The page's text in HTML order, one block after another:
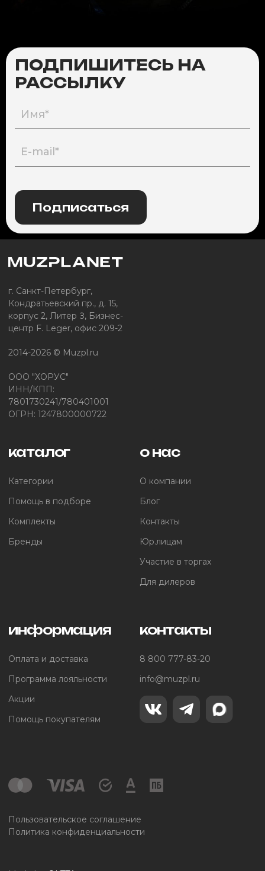
ПОДПИШИТЕСЬ НА
РАССЫЛКУ
Подписаться
г. Санкт-Петербург,
Кондратьевский пр., д. 15,
корпус 2, Литер З, Бизнес-
центр F. Leger, офис 209-2
2014-2026 © Muzpl.ru
ООО "ХОРУС"
ИНН/КПП:
7801730241/780401001
ОГРН: 1247800000722
каталог
Категории
Помощь в подборе
Комплекты
Бренды
о нас
О компании
Блог
Контакты
Юр.лицам
Участие в торгах
Для дилеров
информация
Оплата и доставка
Программа лояльности
Акции
Помощь покупателям
контакты
8 800 777-83-20
info@muzpl.ru
Пользовательское соглашение
Политика конфиденциальности